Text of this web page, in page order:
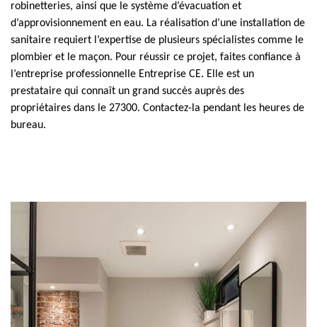
robinetteries, ainsi que le système d’évacuation et
d’approvisionnement en eau. La réalisation d’une installation de
sanitaire requiert l’expertise de plusieurs spécialistes comme le
plombier et le maçon. Pour réussir ce projet, faites confiance à
l’entreprise professionnelle Entreprise CE. Elle est un
prestataire qui connaît un grand succès auprès des
propriétaires dans le 27300. Contactez-la pendant les heures de
bureau.